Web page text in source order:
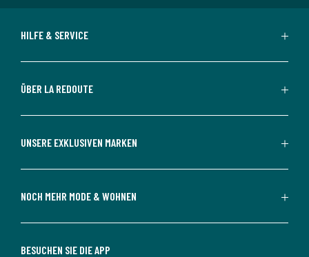
HILFE & SERVICE
ÜBER LA REDOUTE
UNSERE EXKLUSIVEN MARKEN
NOCH MEHR MODE & WOHNEN
BESUCHEN SIE DIE APP